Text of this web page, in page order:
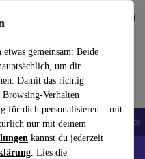
gemeinsam: Beide
um dir
Damit das richtig
Verhalten
für dich personalisieren – mit
nur mit deinem
kannst du jederzeit
. Lies die
Tablets Smartwatches Zubehör
Smartphones - Code: